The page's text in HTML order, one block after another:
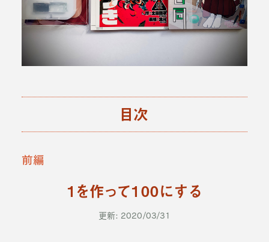
目次
前編
1を作って100にする
更新: 2020/03/31